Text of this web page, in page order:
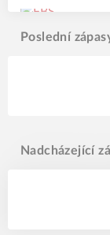
Poslední
Nadcházející